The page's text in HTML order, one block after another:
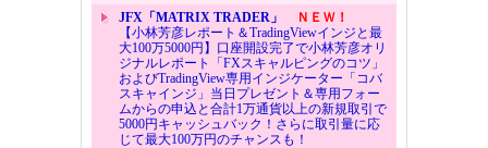
JFX「MATRIX TRADER」
ＮＥＷ！
【小林芳彦レポート＆TradingViewインジと最
大100万5000円】口座開設完了で小林芳彦オリ
ジナルレポート「FXスキャルピングのコツ」
およびTradingView専用インジケーター「コバ
スキャインジ」当日プレゼント＆専用フォー
ムからの申込と合計1万通貨以上の新規取引で
5000円キャッシュバック！さらに取引量に応
じて最大100万円のチャンスも！